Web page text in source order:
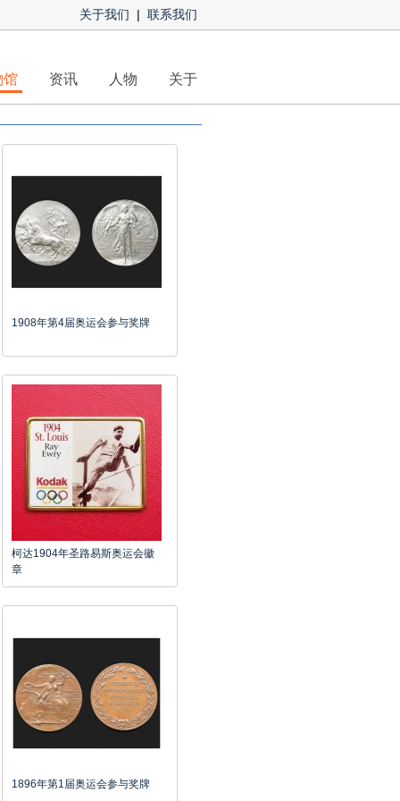
关于我们 | 联系我们
馆 资讯 人物 关于
1908年第4届奥运会参与奖牌
柯达1904年圣路易斯奥运会徽
章
1896年第1届奥运会参与奖牌